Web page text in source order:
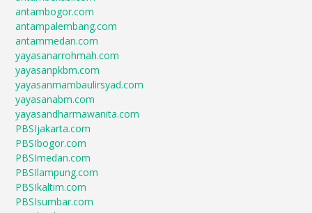
antambogor.com
antampalembang.com
antammedan.com
yayasanarrohmah.com
yayasanpkbm.com
yayasanmambaulirsyad.com
yayasanabm.com
yayasandharmawanita.com
PBSIjakarta.com
PBSIbogor.com
PBSImedan.com
PBSIlampung.com
PBSIkaltim.com
PBSIsumbar.com